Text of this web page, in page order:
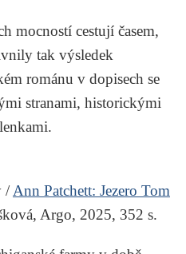
mocností cestují časem,
tak výsledek
románu v dopisech se
stranami, historickými
/Ann Patchett: Jezero Tom
Argo, 2025, 352 s.